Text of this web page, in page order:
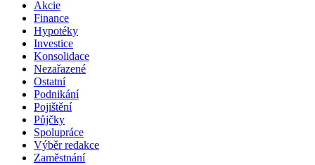
Akcie
Finance
Hypotéky
Investice
Konsolidace
Nezařazené
Ostatní
Podnikání
Pojištění
Půjčky
Spolupráce
Výběr redakce
Zaměstnání